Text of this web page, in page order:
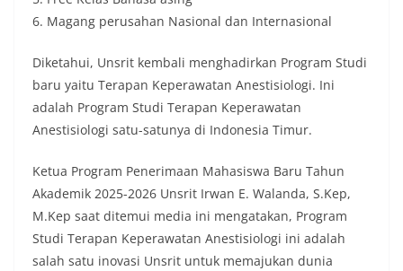
6. Magang perusahan Nasional dan Internasional
Diketahui, Unsrit kembali menghadirkan Program Studi
baru yaitu Terapan Keperawatan Anestisiologi. Ini
adalah Program Studi Terapan Keperawatan
Anestisiologi satu-satunya di Indonesia Timur.
Ketua Program Penerimaan Mahasiswa Baru Tahun
Akademik 2025-2026 Unsrit Irwan E. Walanda, S.Kep,
M.Kep saat ditemui media ini mengatakan, Program
Studi Terapan Keperawatan Anestisiologi ini adalah
salah satu inovasi Unsrit untuk memajukan dunia